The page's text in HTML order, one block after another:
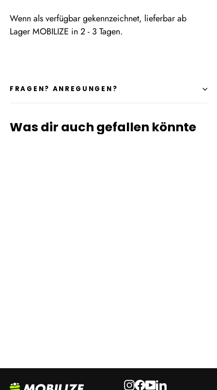
Wenn als verfügbar gekennzeichnet, lieferbar ab
Lager MOBILIZE in 2 - 3 Tagen.
FRAGEN? ANREGUNGEN?
Was dir auch gefallen könnte
Instagram
Facebook
YouTubeLinkedIn